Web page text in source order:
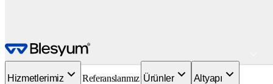
Hizmetlerimiz Referanslarımız Ürünler
Altyapı